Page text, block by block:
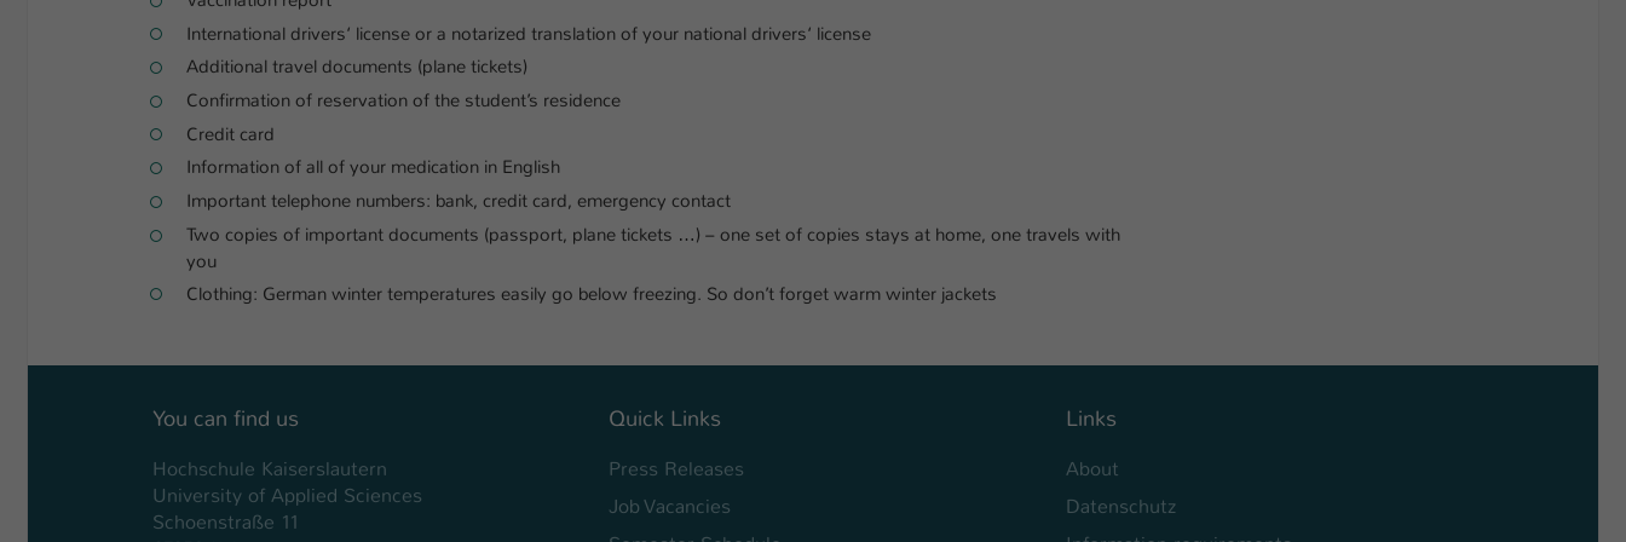
International drivers‘ license or a notarized translation of your national drivers‘ license
Additional travel documents (plane tickets)
Confirmation of reservation of the student’s residence
Credit card
Information of all of your medication in English
Important telephone numbers: bank, credit card, emergency contact
Two copies of important documents (passport, plane tickets …) – one set of copies stays at home, one travels with
you
Clothing: German winter temperatures easily go below freezing. So don’t forget warm winter jackets
You can find us
Hochschule Kaiserslautern
University of Applied Sciences
Schoenstraße 11
Quick Links
Press Releases
Job Vacancies
Links
About
Datenschutz
Webseiten-Betreiber dies eingestellt hat.
Name
Anbieter
Laufzeit
von TYPO3. Es speichert im Fall eines Intranet-
Anbieter TYPO3